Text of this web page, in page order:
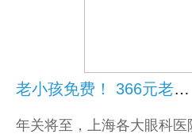
老小孩免费！ 366元老年眼健康筛查康套餐上海大学附属和平眼科医院专供老小孩！
年关将至，上海各大眼科